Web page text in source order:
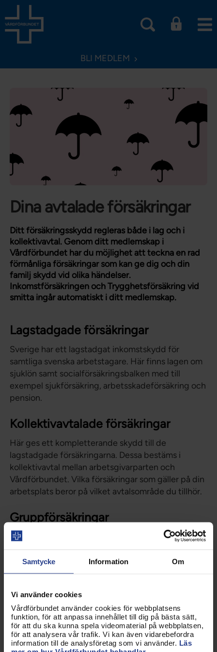
Samtycke Information Om
Vi använder cookies
Vårdförbundet använder cookies för webbplatsens
funktion, för att anpassa innehållet till dig på bästa sätt,
för att du ska kunna spela videomaterial på webbplatsen,
för att analysera vår trafik. Vi kan även vidarebefordra
information till de analysföretag som vi använder. Läs
BLI MEDLEM
Dina avtalade försäkringar
Ditt försäkringsskydd regleras både i lag och i
kollektivavtal. Genom ditt medlemskap i
Vårdförbundet har du möjlighet att teckna en rad
förmånliga försäkringar som kan ge dig och din
familj skydd vid olika händelser.
Inkomstförsäkringen och Trygghetsförsäkring vid
smitta ingår automatiskt i ditt medlemskap.
Lagstadgade försäkringar
Sverige har ett lagstadgat inkomstskydd för
samtliga svenska arbetstagare. Här finns lagen om
sjuklön samt socialförsäkringsbalken med till
exempel sjukförsäkring, arbetsskadeförsäkring och
pension.
Kollektivavtalade försäkringar
Här ges ett kompletterande skydd till de
lagstadgade försäkringarna. Dessa bestäms i
kollektivavtal mellan arbetsgivarparten och
Vårdförbundet. Vilka försäkringar som gäller på din
arbetsplats beror på vilket avtalsområde du tillhör.
Gruppförsäkringar
Här finns försäkringar som Vårdförbundet
försäkringar, som till exempel inkomstförsäkring vid
arbetslöshet samt Trygghetsförsäkring vid smitta
försäkringar som du själv som medlem kan välja att
teckna som en del av dina medlemsförmåner.